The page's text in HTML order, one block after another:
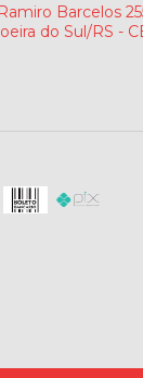
Barcelos
do Sul/RS -